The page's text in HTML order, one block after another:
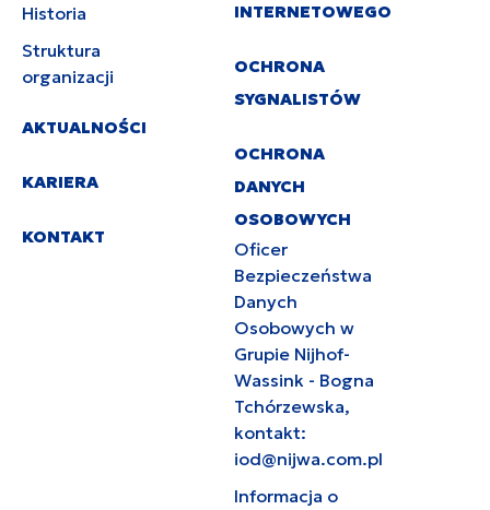
Historia
Struktura
organizacji
AKTUALNOŚCI
KARIERA
KONTAKT
INTERNETOWEGO
OCHRONA
SYGNALISTÓW
OCHRONA
DANYCH
OSOBOWYCH
Oficer
Bezpieczeństwa
Danych
Osobowych w
Grupie Nijhof-
Wassink - Bogna
Tchórzewska,
kontakt:
iod@nijwa.com.pl
Informacja o